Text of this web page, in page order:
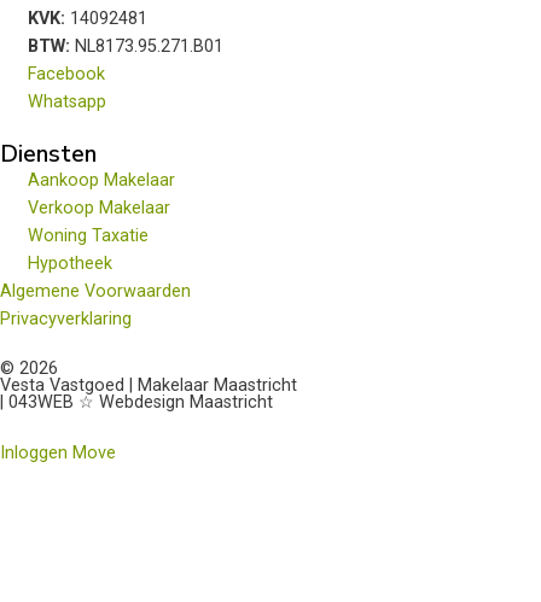
KVK: 14092481
BTW: NL8173.95.271.B01
Facebook
Whatsapp
Diensten
Aankoop Makelaar
Verkoop Makelaar
Woning Taxatie
Hypotheek
Algemene Voorwaarden
Privacyverklaring
© 2026
Vesta Vastgoed | Makelaar Maastricht
| 043WEB ☆ Webdesign Maastricht
Inloggen Move